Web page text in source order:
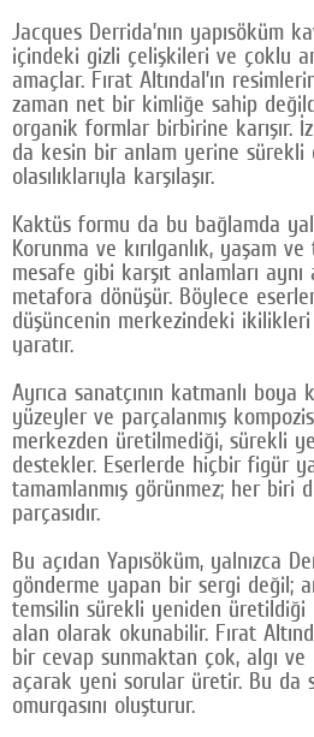
Jacques Derrida’nın yapısöküm
içindeki gizli çelişkileri ve çoklu
amaçlar. Fırat Altındal’ın
zaman net bir kimliğe sahip
organik formlar birbirine karışır.
da kesin bir anlam yerine sürekli
olasılıklarıyla karşılaşır.
Kaktüs formu da bu bağlamda
Korunma ve kırılganlık, yaşam
mesafe gibi karşıt anlamları
metafora dönüşür. Böylece
düşüncenin merkezindeki
yaratır.
Ayrıca sanatçının katmanlı boya
yüzeyler ve parçalanmış
merkezden üretilmediği, sürekli
destekler. Eserlerde hiçbir figür
tamamlanmış görünmez; her biri
parçasıdır.
Bu açıdan Yapısöküm, yalnızca
gönderme yapan bir sergi değil;
temsilin sürekli yeniden üretildiği
alan olarak okunabilir. Fırat
bir cevap sunmaktan çok, algı
açarak yeni sorular üretir. Bu da
omurgasını oluşturur.